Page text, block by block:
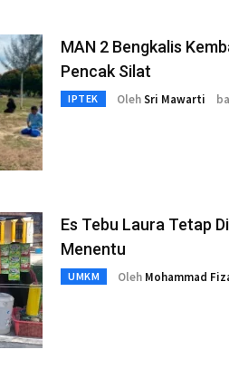
MAN 2 Bengkalis
Pencak Silat
IPTEK OlehSri Mawarti
Es Tebu Laura Tetap
Menentu
UMKM Oleh Mohammad